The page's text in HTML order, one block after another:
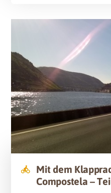
Mit dem
Compostela –